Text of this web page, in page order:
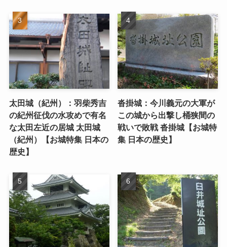
太田城（紀州）：羽柴秀吉
の紀州征伐の水攻めで有名
な太田左近の居城 太田城
（紀州）【お城特集 日本の
歴史】
沓掛城：今川義元の大軍が
この城から出撃し桶狭間の
戦いで敗戦 沓掛城【お城特
集 日本の歴史】